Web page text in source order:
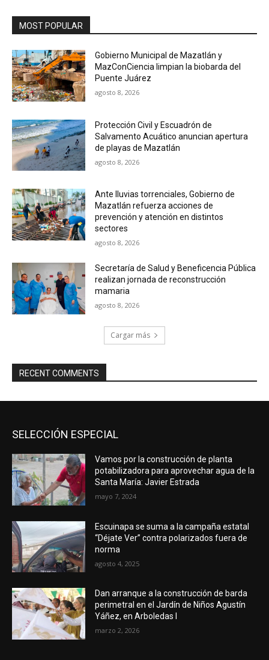
MOST POPULAR
Gobierno Municipal de Mazatlán y
MazConCiencia limpian la biobarda del
Puente Juárez
agosto 8, 2026
Protección Civil y Escuadrón de
Salvamento Acuático anuncian apertura
de playas de Mazatlán
agosto 8, 2026
Ante lluvias torrenciales, Gobierno de
Mazatlán refuerza acciones de
prevención y atención en distintos
sectores
agosto 8, 2026
Secretaría de Salud y Beneficencia Pública
realizan jornada de reconstrucción
mamaria
agosto 8, 2026
Cargar más
RECENT COMMENTS
SELECCIÓN ESPECIAL
Vamos por la construcción de planta
potabilizadora para aprovechar agua de la
Santa María: Javier Estrada
mayo 7, 2024
Escuinapa se suma a la campaña estatal
“Déjate Ver” contra polarizados fuera de
norma
agosto 4, 2025
Dan arranque a la construcción de barda
perimetral en el Jardín de Niños Agustín
Yáñez, en Arboledas I
marzo 2, 2026